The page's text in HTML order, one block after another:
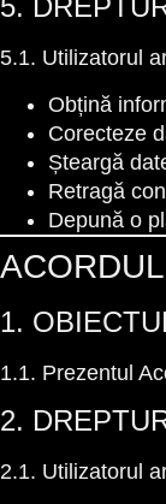
5.
5.1. Utilizatorul
Obțină
Corecteze
Șteargă
Retragă
Depună o
1.
1.1. Prezentul
2.
2.1. Utilizatorul